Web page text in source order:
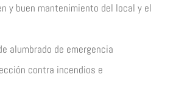
y buen mantenimiento del local y el
alumbrado de emergencia
contra incendios e